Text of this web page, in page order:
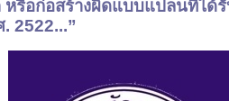
รือก่อสร้างผิดแบบแปลนที่ไ
2522...”